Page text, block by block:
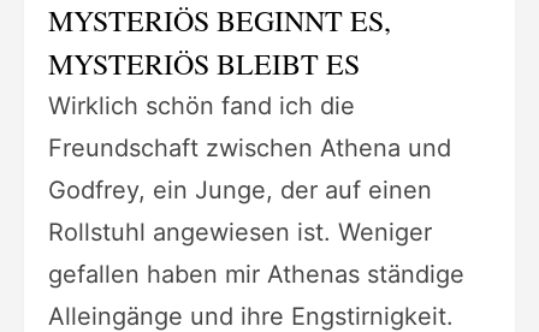
MYSTERIÖS BEGINNT ES,
MYSTERIÖS BLEIBT ES
Wirklich schön fand ich die
Freundschaft zwischen Athena und
Godfrey, ein Junge, der auf einen
Rollstuhl angewiesen ist. Weniger
gefallen haben mir Athenas ständige
Alleingänge und ihre Engstirnigkeit.